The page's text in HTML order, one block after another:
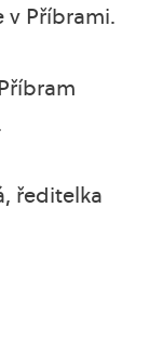
v Příbrami.
ředitelka